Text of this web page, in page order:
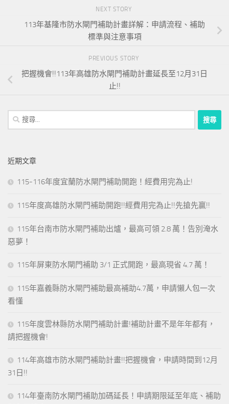
NEXT STORY
113年基隆市防水閘門補助計畫詳解：申請流程、補助
標準與注意事項
PREVIOUS STORY
把握機會!!113年高雄防水閘門補助計畫延長至12月31日
止!!
搜
尋
字:
近期文章
115-116年度宜蘭防水閘門補助開跑！經費用完為止!
115年度高雄防水閘門補助開跑!!經費用完為止!!先搶先贏!!
115年台南市防水閘門補助出爐，最高可領 2.8 萬！告別淹水
惡夢！
115年屏東防水閘門補助 3/1 正式開跑，最高現省 4.7 萬！
115年嘉義縣防水閘門補助最高補助4.7萬，申請懶人包一次
看懂
115年度雲林縣防水閘門補助計畫!補助計畫不是年年都有，
請把握機會!
114年高雄市防水閘門補助計畫!!把握機會，申請時間到12月
31日!!
114年臺南防水閘門補助加碼延長！申請期限延至年底、補助